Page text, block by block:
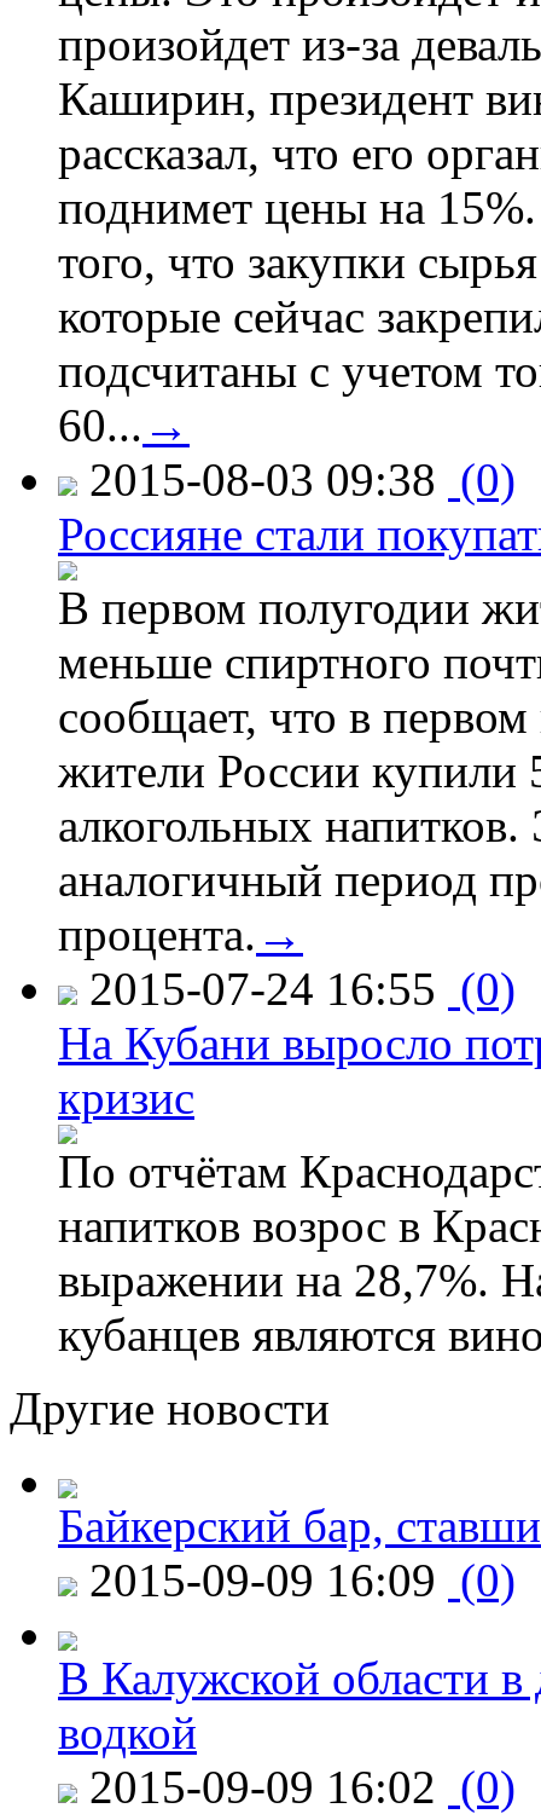
произойдет из-за
Каширин, президент
рассказал, что его
поднимет цены на
того, что закупки
которые сейчас
подсчитаны с учетом
60... →
2015-08-03 09:38 (0)
Россияне стали
В первом полугодии
меньше спиртного
сообщает, что в
жители России купили
алкогольных
аналогичный период
процента. →
2015-07-24 16:55 (0)
На Кубани выросло
кризис
По отчётам
напитков возрос в
выражении на 28,7%.
кубанцев являются
Другие новости
Байкерский бар,
2015-09-09 16:09 (0)
В Калужской области в
водкой
2015-09-09 16:02 (0)